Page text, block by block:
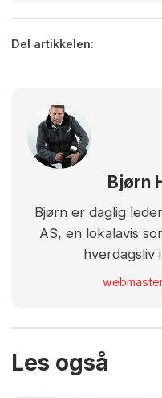
Del artikkelen:
Bjørn
Bjørn er daglig
AS, en lokalavis
hverdagsliv
Les også